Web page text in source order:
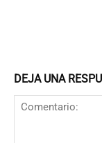
DEJA UNA